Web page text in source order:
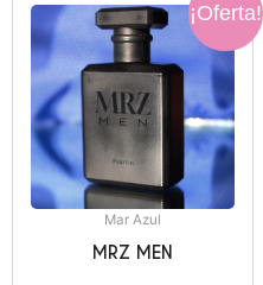
¡Oferta!
Mar Azul
MRZ MEN
precio
original
era:
$45.000.
precio
actual
es: